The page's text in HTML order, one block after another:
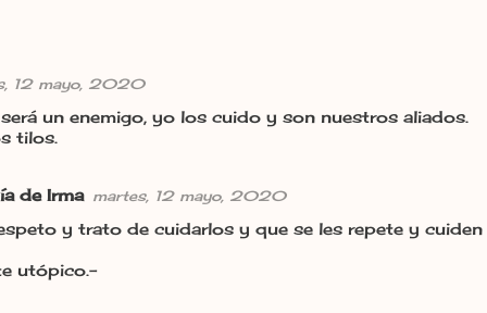
12 mayo, 2020
un enemigo, yo los cuido y son nuestros aliados.
tilos.
de Irma martes, 12 mayo, 2020
y trato de cuidarlos y que se les repete y cuiden
utópico.-